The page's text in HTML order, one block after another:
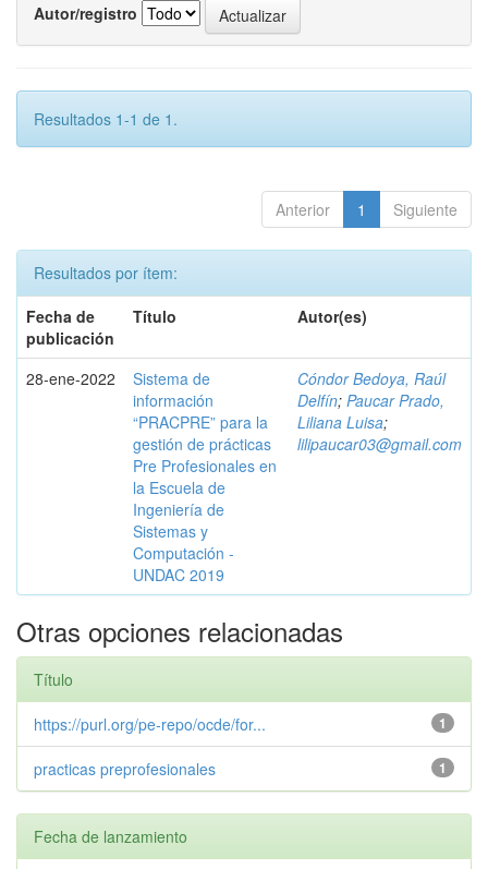
Autor/registro
Resultados 1-1 de 1.
Anterior 1 Siguiente
Resultados por ítem:
Fecha de
publicación
Título Autor(es)
28-ene-2022
Sistema de
información
“PRACPRE” para la
gestión de prácticas
Pre Profesionales en
la Escuela de
Ingeniería de
Sistemas y
Computación -
UNDAC 2019
Cóndor Bedoya, Raúl
Delfín; Paucar Prado,
Liliana Luisa;
lilipaucar03@gmail.com
Otras opciones relacionadas
Título
1
https://purl.org/pe-repo/ocde/for...
1
practicas preprofesionales
Fecha de lanzamiento